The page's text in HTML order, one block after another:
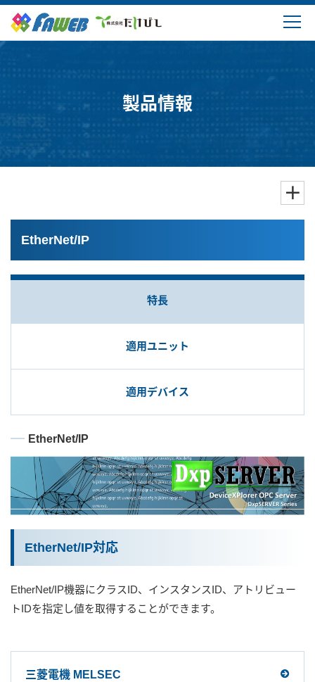
ダウンロード
ログイン・新規登録
お問い合わせ
JA EN
製品情報
EtherNet/IP
特長
適用ユニット
適用デバイス
EtherNet/IP
EtherNet/IP対応
EtherNet/IP機器にクラスID、インスタンスID、アトリビュー
トIDを指定し値を取得することができます。
三菱電機 MELSEC